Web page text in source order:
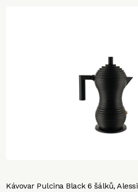
Kávovar Pulcina Black 6 šálků, Alessi